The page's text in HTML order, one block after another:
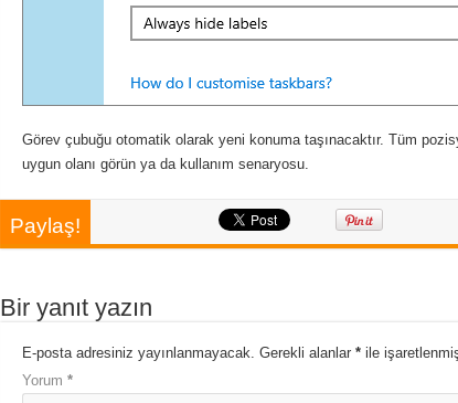
Görev çubuğu otomatik olarak yeni konuma taşınacaktır. Tüm
uygun olanı görün ya da kullanım senaryosu.
Paylaş!
Bir yanıt yazın
E-posta adresiniz yayınlanmayacak. Gerekli alanlar *ile
Yorum *